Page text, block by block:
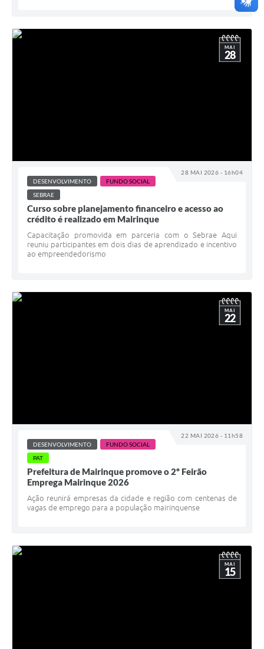
28 MAI 2026 - 16h04
MAI
28
DESENVOLVIMENTO
FUNDO SOCIAL
SEBRAE
Curso sobre planejamento financeiro e acesso ao
crédito é realizado em Mairinque
Capacitação promovida em parceria com o Sebrae Aqui
reuniu participantes em dois dias de aprendizado e incentivo
ao empreendedorismo
22 MAI 2026 - 11h58
MAI
22
DESENVOLVIMENTO
FUNDO SOCIAL
PAT
Prefeitura de Mairinque promove o 2º Feirão
Emprega Mairinque 2026
Ação reunirá empresas da cidade e região com centenas de
vagas de emprego para a população mairinquense
MAI
15